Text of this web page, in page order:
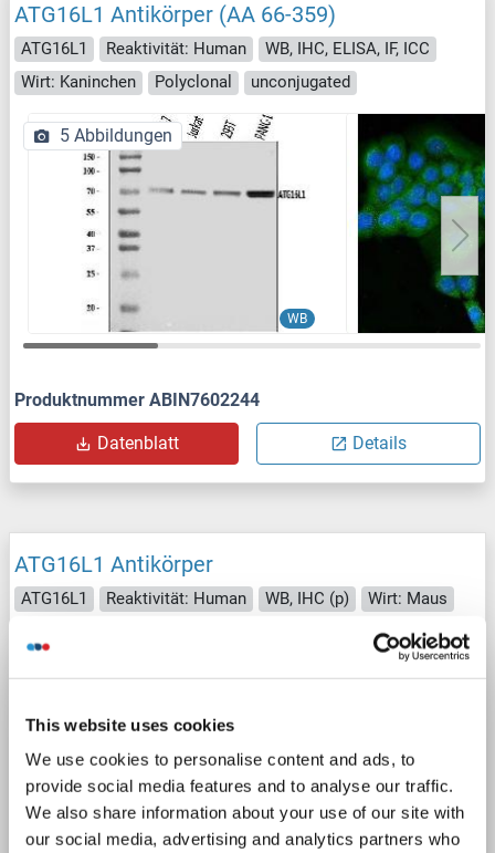
This website uses cookies
We use cookies to personalise content and ads, to
provide social media features and to analyse our traffic.
We also share information about your use of our site with
our social media, advertising and analytics partners who
ATG16L1 Antikörper (AA 66-359)
ATG16L1 Reaktivität: Human
WB, IHC, ELISA, IF, ICC
Wirt: Kaninchen
Polyclonal unconjugated
WB
5 Abbildungen
Produktnummer ABIN7602244
Datenblatt Details
ATG16L1 Antikörper
ATG16L1 Reaktivität: Human WB, IHC (p)
Wirt: Maus
2 Abbildungen